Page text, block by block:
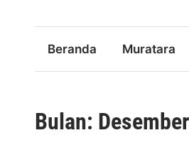
Beranda Muratara
Bulan: